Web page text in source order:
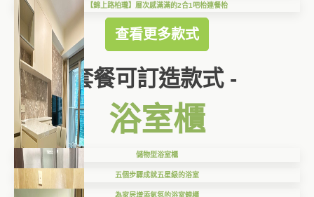
【錦上路柏瓏】層次感滿滿的2合1吧枱連餐枱
查看更多款式
套餐可訂造款式 -
浴室櫃
儲物型浴室櫃
五個步驟成就五星級的浴室
為家居增添氣氛的浴室鏡櫃